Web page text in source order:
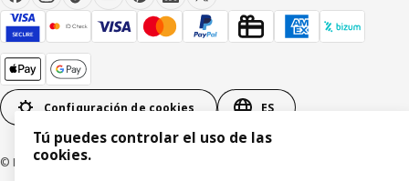
Configuración de cookies ES
© Inter IKEA Systems B.V 1999-2026
Tú puedes controlar el uso de las
cookies.